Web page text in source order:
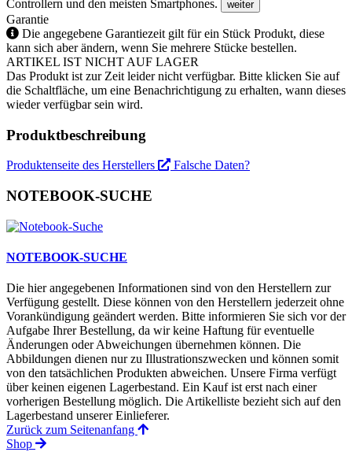
Controllern und den meisten Smartphones.
weiter
Garantie
Die angegebene Garantiezeit gilt für ein Stück Produkt, diese
kann sich aber ändern, wenn Sie mehrere Stücke bestellen.
ARTIKEL IST NICHT AUF LAGER
Das Produkt ist zur Zeit leider nicht verfügbar. Bitte klicken Sie auf
die Schaltfläche, um eine Benachrichtigung zu erhalten, wann dieses
wieder verfügbar sein wird.
Produktbeschreibung
Produktenseite des Herstellers Falsche Daten?
NOTEBOOK-SUCHE
NOTEBOOK-SUCHE
Die hier angegebenen Informationen sind von den Herstellern zur
Verfügung gestellt. Diese können von den Herstellern jederzeit ohne
Vorankündigung geändert werden. Bitte informieren Sie sich vor der
Aufgabe Ihrer Bestellung, da wir keine Haftung für eventuelle
Änderungen oder Abweichungen übernehmen können. Die
Abbildungen dienen nur zu Illustrationszwecken und können somit
von den tatsächlichen Produkten abweichen. Unsere Firma verfügt
über keinen eigenen Lagerbestand. Ein Kauf ist erst nach einer
vorherigen Bestellung möglich. Die Artikelliste bezieht sich auf den
Lagerbestand unserer Einlieferer.
Zurück zum Seitenanfang
Shop